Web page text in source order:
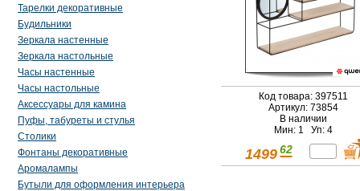
Тарелки декоративные
Будильники
Зеркала настенные
Зеркала настольные
Часы настенные
Часы настольные
Аксессуары для камина
Пуфы, табуреты и стулья
Столики
Фонтаны декоративные
Аромалампы
Бутыли для оформления интерьера
Код товара: 397511
Артикул: 73854
В наличии
Мин: 1 Уп: 4
1499 62